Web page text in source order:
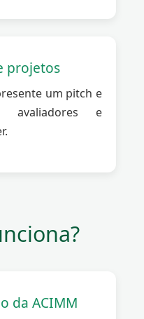
projetos
um pitch e
avaliadores e
da ACIMM